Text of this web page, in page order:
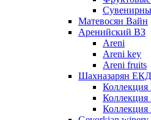
Матевосян Вайн
Аренийский ВЗ
Areni
Areni key
Areni fruits
Шахназарян ЕКД
Коллекция
Коллекция
Коллекция